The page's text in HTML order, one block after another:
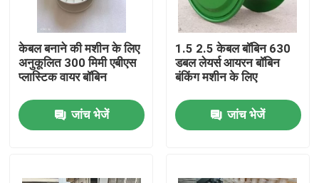
केबल बनाने की मशीन के लिए
अनुकूलित 300 मिमी एबीएस
प्लास्टिक वायर बॉबिन
जांच भेजें
1.5 2.5 केबल बॉबिन 630
डबल लेयर्स आयरन बॉबिन
बंकिंग मशीन के लिए
जांच भेजें